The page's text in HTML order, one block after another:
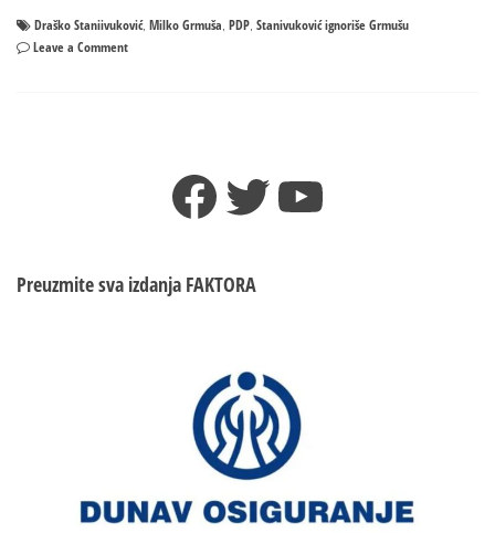
Draško Staniivuković, Milko Grmuša, PDP, Stanivuković ignoriše Grmušu
Leave a Commenton
Grmušu?!Facebook
TwitterYouTube
Preuzmite sva izdanja FAKTORA